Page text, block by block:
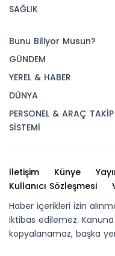
SAĞLIK
Bunu Biliyor Musun?
GÜNDEM
YEREL & HABER
DÜNYA
PERSONEL & ARAÇ TAKİP
SİSTEMİ
İletişim Künye
Kullanıcı Sözleşmesi
Haber içerikleri izin
iktibas edilemez. Kanuna
kopyalanamaz, başka